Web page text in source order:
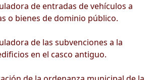
de entradas de vehículos a
o bienes de dominio público.
de las subvenciones a la
en el casco antiguo.